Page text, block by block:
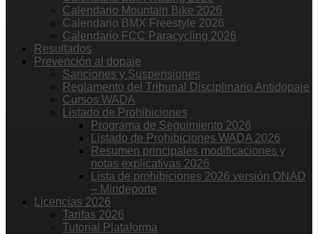
Calendario Mountain Bike 2026
Calendario BMX Freestyle 2026
Calendario FCC Paracycling 2026
Resultados
Prevención al dopaje
Sanciones y Suspensiones
Reglamento del Tribunal Disciplinario Antidopaje
Cursos WADA
Listado de Prohibiciones
Programa de Seguimiento 2026
Listado de Prohibiciones WADA 2026
Resumen principales modificaciones y
notas explicativas 2026
Lista de prohibiciones 2026 versión ONAD
– Mindeporte
Licencias 2026
Tarifas 2026
Tutorial Plataforma